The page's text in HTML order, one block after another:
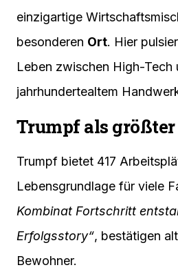
einzigartige
besonderen Ort. Hier
Leben zwischen High-Tech
jahrhundertealtem
Trumpf als
Trumpf bietet 417
Lebensgrundlage für viele
Kombinat Fortschritt
Erfolgsstory“, bestätigen
Bewohner.